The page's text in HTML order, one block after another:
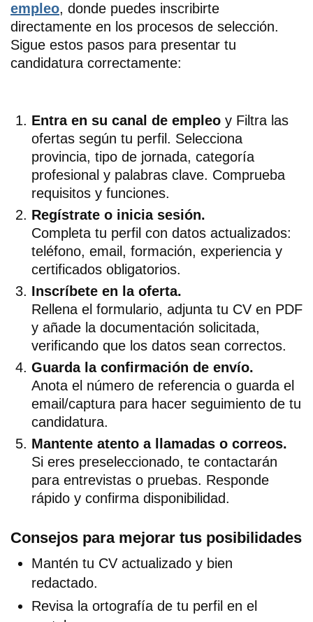
empleo, donde puedes inscribirte
directamente en los procesos de selección.
Sigue estos pasos para presentar tu
candidatura correctamente:
Entra en su canal de empleo y Filtra las
ofertas según tu perfil. Selecciona
provincia, tipo de jornada, categoría
profesional y palabras clave. Comprueba
requisitos y funciones.
Regístrate o inicia sesión.
Completa tu perfil con datos actualizados:
teléfono, email, formación, experiencia y
certificados obligatorios.
Inscríbete en la oferta.
Rellena el formulario, adjunta tu CV en PDF
y añade la documentación solicitada,
verificando que los datos sean correctos.
Guarda la confirmación de envío.
Anota el número de referencia o guarda el
email/captura para hacer seguimiento de tu
candidatura.
Mantente atento a llamadas o correos.
Si eres preseleccionado, te contactarán
para entrevistas o pruebas. Responde
rápido y confirma disponibilidad.
Consejos para mejorar tus posibilidades
Mantén tu CV actualizado y bien
redactado.
Revisa la ortografía de tu perfil en el